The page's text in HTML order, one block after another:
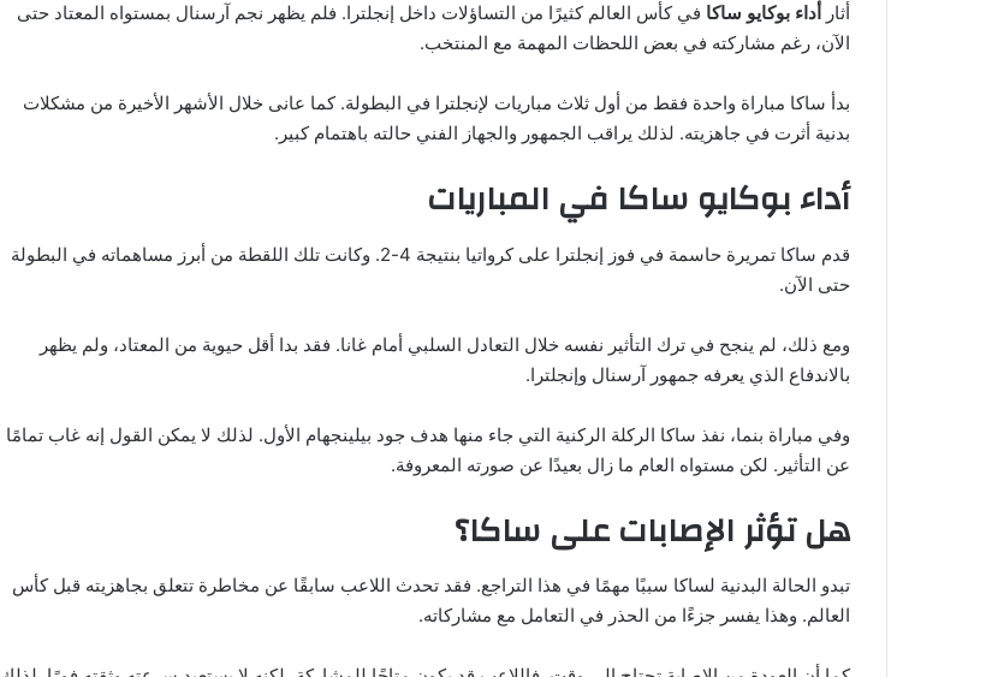
أثار أداء بوكايو ساكا في كأس العالم كثيرًا من التساؤلات داخل إنجلترا. فلم يظهر نجم آرسنال بمستواه المعتاد حتى
الآن، رغم مشاركته في بعض اللحظات المهمة مع المنتخب.
بدأ ساكا مباراة واحدة فقط من أول ثلاث مباريات لإنجلترا في البطولة. كما عانى خلال الأشهر الأخيرة من مشكلات
بدنية أثرت في جاهزيته. لذلك يراقب الجمهور والجهاز الفني حالته باهتمام كبير.
أداء بوكايو ساكا في المباريات
قدم ساكا تمريرة حاسمة في فوز إنجلترا على كرواتيا بنتيجة 4-2. وكانت تلك اللقطة من أبرز مساهماته في البطولة
حتى الآن.
ومع ذلك، لم ينجح في ترك التأثير نفسه خلال التعادل السلبي أمام غانا. فقد بدا أقل حيوية من المعتاد، ولم يظهر
بالاندفاع الذي يعرفه جمهور آرسنال وإنجلترا.
وفي مباراة بنما، نفذ ساكا الركلة الركنية التي جاء منها هدف جود بيلينجهام الأول. لذلك لا يمكن القول إنه غاب تمامًا
عن التأثير. لكن مستواه العام ما زال بعيدًا عن صورته المعروفة.
هل تؤثر الإصابات على ساكا؟
تبدو الحالة البدنية لساكا سببًا مهمًا في هذا التراجع. فقد تحدث اللاعب سابقًا عن مخاطرة تتعلق بجاهزيته قبل كأس
العالم. وهذا يفسر جزءًا من الحذر في التعامل مع مشاركاته.